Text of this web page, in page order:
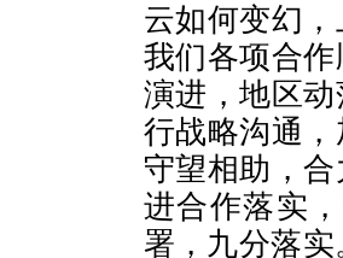
云如何变幻
我们各项合
演进，地区
行战略沟通
守望相助，
进合作落实
署，九分落